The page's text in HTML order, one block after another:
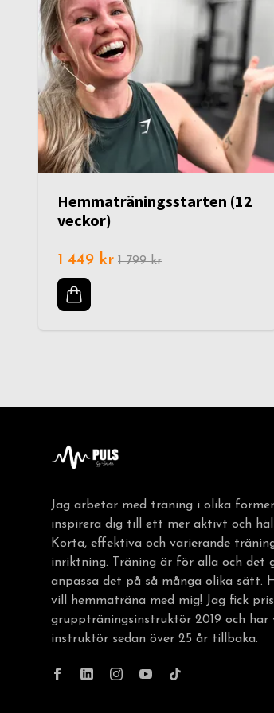
Hemmaträningsstarten (12
veckor)
1 449 kr 1 799 kr
Jag arbetar med träning i olika
inspirera dig till ett mer aktivt och
Korta, effektiva och varierande
inriktning. Träning är för alla och det
anpassa det på så många olika sätt.
vill hemmaträna med mig! Jag fick
gruppträningsinstruktör 2019 och har
instruktör sedan över 25 år tillbaka.